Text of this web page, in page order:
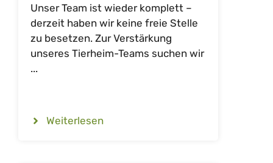
Unser Team ist wieder komplett –
derzeit haben wir keine freie Stelle
zu besetzen. Zur Verstärkung
unseres Tierheim-Teams suchen wir
...
Weiterlesen